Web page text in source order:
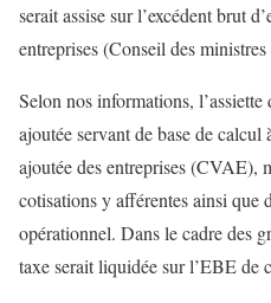
serait assise sur l’excédent brut
entreprises (Conseil des
Selon nos informations,
ajoutée servant de base de
ajoutée des entreprises (CVAE),
cotisations y afférentes ainsi que
opérationnel. Dans le cadre des
taxe serait liquidée sur l’EBE de